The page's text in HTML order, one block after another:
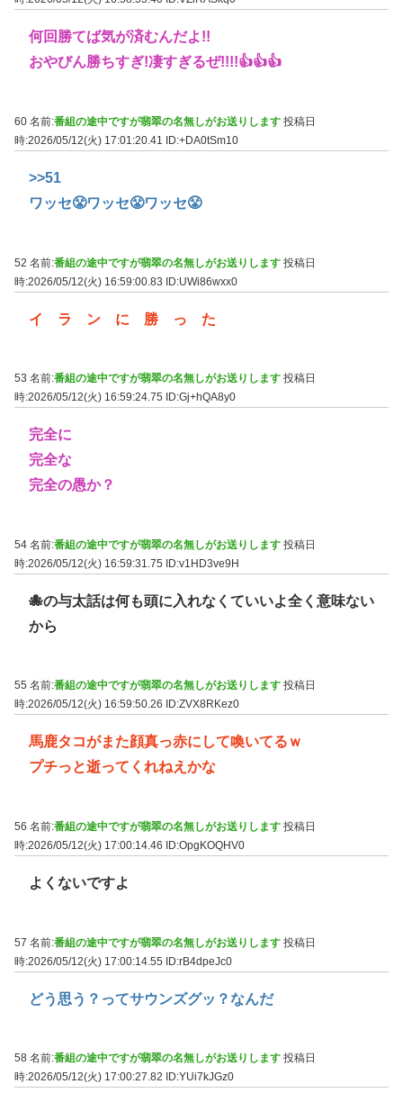
何回勝てば気が済むんだよ!!
おやびん勝ちすぎ!凄すぎるぜ!!!!👍👍👍
60 名前:番組の途中ですが翡翠の名無しがお送りします 投稿日
時:2026/05/12(火) 17:01:20.41
ID:+DA0tSm10
>>51
ワッセ😤ワッセ😤ワッセ😤
52 名前:番組の途中ですが翡翠の名無しがお送りします 投稿日
時:2026/05/12(火) 16:59:00.83 ID:UWi86wxx0
イ ラ ン に 勝 っ た
53 名前:番組の途中ですが翡翠の名無しがお送りします 投稿日
時:2026/05/12(火) 16:59:24.75
ID:Gj+hQA8y0
完全に
完全な
完全の愚か？
54 名前:番組の途中ですが翡翠の名無しがお送りします 投稿日
時:2026/05/12(火) 16:59:31.75 ID:v1HD3ve9H
🐙の与太話は何も頭に入れなくていいよ全く意味ない
から
55 名前:番組の途中ですが翡翠の名無しがお送りします 投稿日
時:2026/05/12(火) 16:59:50.26
ID:ZVX8RKez0
馬鹿タコがまた顔真っ赤にして喚いてるｗ
プチっと逝ってくれねえかな
56 名前:番組の途中ですが翡翠の名無しがお送りします 投稿日
時:2026/05/12(火) 17:00:14.46
ID:OpgKOQHV0
よくないですよ
57 名前:番組の途中ですが翡翠の名無しがお送りします 投稿日
時:2026/05/12(火) 17:00:14.55 ID:rB4dpeJc0
どう思う？ってサウンズグッ？なんだ
58 名前:番組の途中ですが翡翠の名無しがお送りします 投稿日
時:2026/05/12(火) 17:00:27.82
ID:YUi7kJGz0